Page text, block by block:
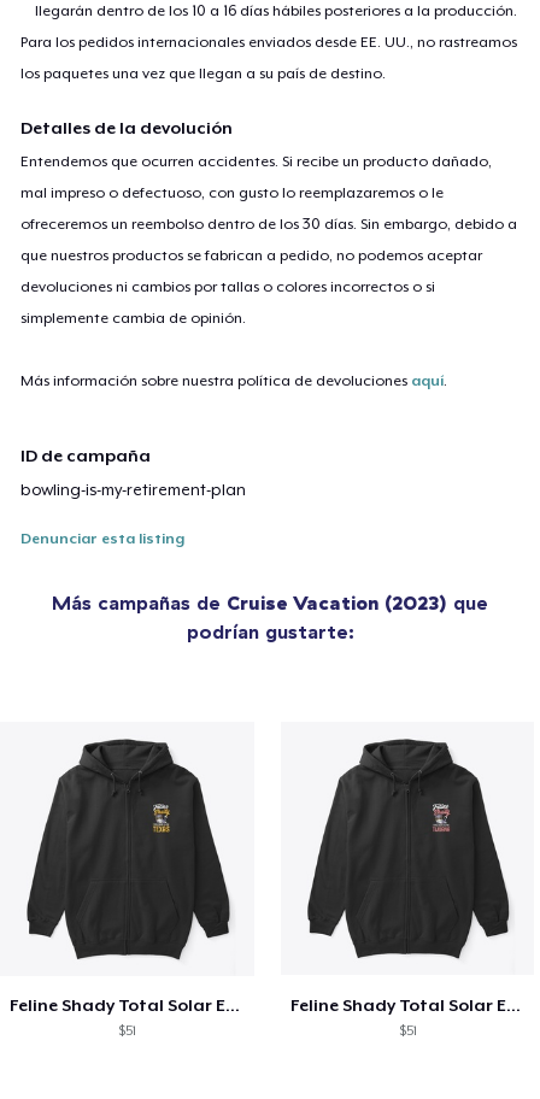
llegarán dentro de los 10 a 16 días hábiles posteriores a la producción.
Para los pedidos internacionales enviados desde EE. UU., no rastreamos
los paquetes una vez que llegan a su país de destino.
Detalles de la devolución
Entendemos que ocurren accidentes. Si recibe un producto dañado,
mal impreso o defectuoso, con gusto lo reemplazaremos o le
ofreceremos un reembolso dentro de los 30 días. Sin embargo, debido a
que nuestros productos se fabrican a pedido, no podemos aceptar
devoluciones ni cambios por tallas o colores incorrectos o si
simplemente cambia de opinión.
Más información sobre nuestra política de devoluciones aquí.
ID de campaña
bowling-is-my-retirement-plan
Denunciar esta listing
Más campañas de Cruise Vacation (2023) que
podrían gustarte:
Feline Shady Total Solar Eclipse Texas
$51
Feline Shady Total Solar Eclipse Tijuana
$51